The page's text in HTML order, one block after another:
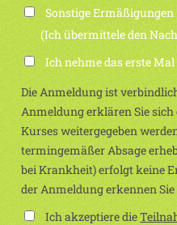
Sonstige Ermäßigungen
(Ich übermittele den
Ich nehme das erste
Die Anmeldung ist
Anmeldung erklären Sie
Kurses weitergegeben
termingemäßer Absage
bei Krankheit) erfolgt keine
der Anmeldung erkennen
Ich akzeptiere die